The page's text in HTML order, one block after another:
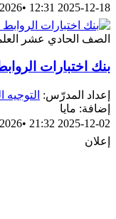
2025-12-18 12:31
•
الصف الحادي عشر
بنك اختبارات
إعداد المدرّس: التوجيه
إضافة: مايا
2025-12-02 21:32
•
إعلان